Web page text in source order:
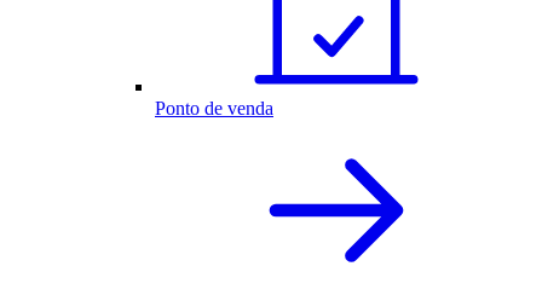
Ponto de venda